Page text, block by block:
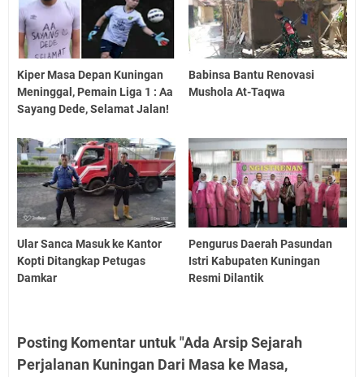
Kiper Masa Depan Kuningan
Meninggal, Pemain Liga 1 : Aa
Sayang Dede, Selamat Jalan!
Babinsa Bantu Renovasi
Mushola At-Taqwa
Ular Sanca Masuk ke Kantor
Kopti Ditangkap Petugas
Damkar
Pengurus Daerah Pasundan
Istri Kabupaten Kuningan
Resmi Dilantik
Posting Komentar untuk "Ada Arsip Sejarah
Perjalanan Kuningan Dari Masa ke Masa,